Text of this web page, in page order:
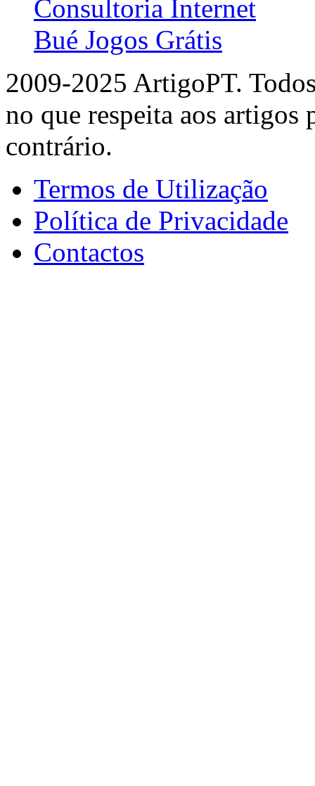
Consultoria Internet
Bué Jogos Grátis
2009-2025 ArtigoPT.
no que respeita aos artigos
contrário.
Termos de Utilização
Política de Privacidade
Contactos